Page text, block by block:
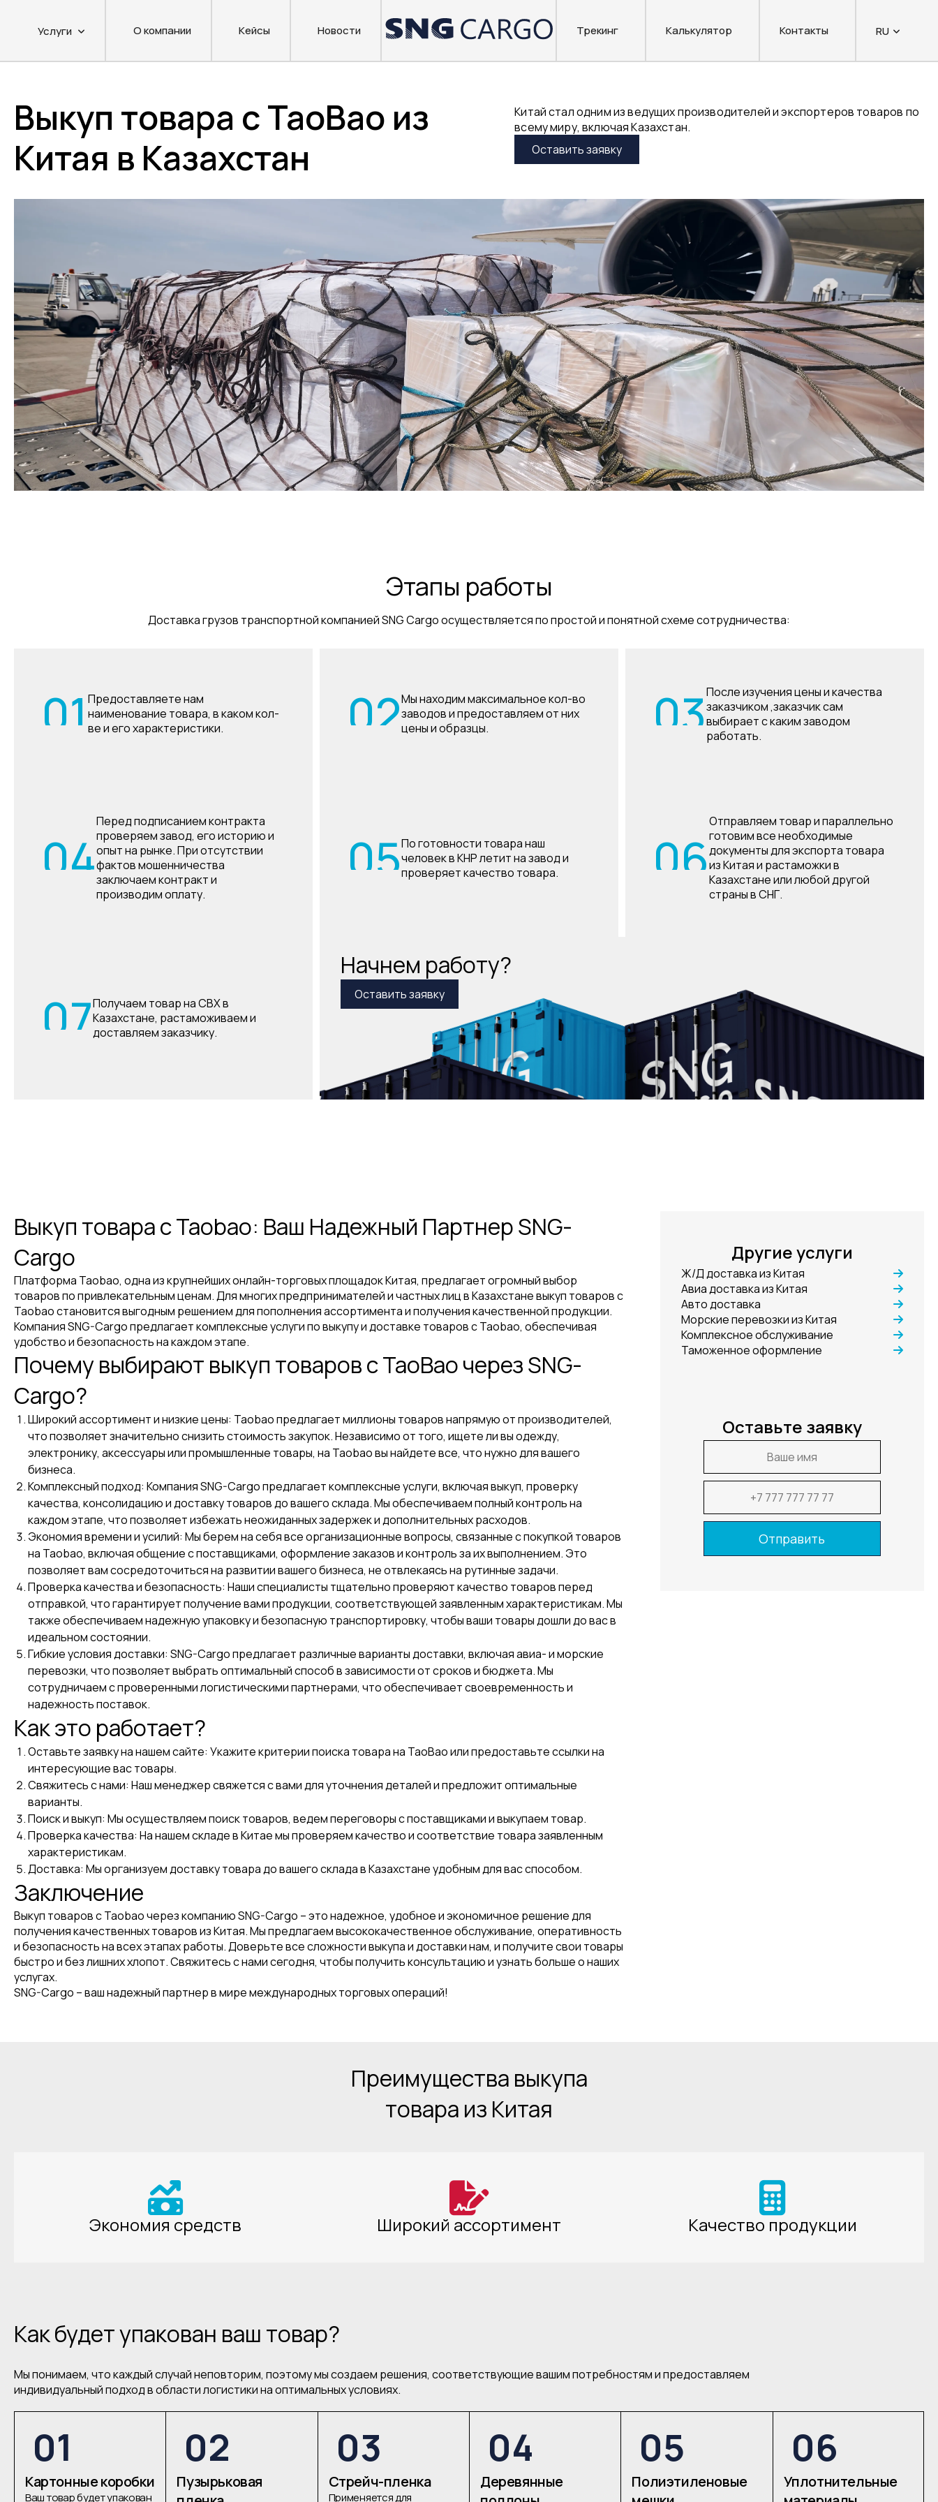
Услуги О компании Кейсы Новости Трекинг Калькулятор Контакты RU
Выкуп товара с TaoBao из
Китая в Казахстан
Китай стал одним из ведущих производителей и экспортеров товаров по
всему миру, включая Казахстан.
Оставить заявку
Этапы работы
Доставка грузов транспортной компанией SNG Cargo осуществляется по простой и понятной схеме сотрудничества:
01 Предоставляете нам
наименование товара, в каком кол-
ве и его характеристики.
02Мы находим максимальное кол-во
заводов и предоставляем от них
цены и образцы.
03После изучения цены и качества
заказчиком ,заказчик сам
выбирает с каким заводом
работать.
04
Перед подписанием контракта
проверяем завод, его историю и
опыт на рынке. При отсутствии
фактов мошенничества
заключаем контракт и
производим оплату.
05По готовности товара наш
человек в КНР летит на завод и
проверяет качество товара.
06
Отправляем товар и параллельно
готовим все необходимые
документы для экспорта товара
из Китая и растаможки в
Казахстане или любой другой
страны в СНГ.
07Получаем товар на СВХ в
Казахстане, растаможиваем и
доставляем заказчику.
Начнем работу?
Оставить заявку
Выкуп товара с Taobao: Ваш Надежный Партнер SNG-
Cargo
Платформа Taobao, одна из крупнейших онлайн-торговых площадок Китая, предлагает огромный выбор
товаров по привлекательным ценам. Для многих предпринимателей и частных лиц в Казахстане выкуп товаров с
Taobao становится выгодным решением для пополнения ассортимента и получения качественной продукции.
Компания SNG-Cargo предлагает комплексные услуги по выкупу и доставке товаров с Taobao, обеспечивая
удобство и безопасность на каждом этапе.
Почему выбирают выкуп товаров с TaoBao через SNG-
Cargo?
Широкий ассортимент и низкие цены: Taobao предлагает миллионы товаров напрямую от производителей,
что позволяет значительно снизить стоимость закупок. Независимо от того, ищете ли вы одежду,
электронику, аксессуары или промышленные товары, на Taobao вы найдете все, что нужно для вашего
бизнеса.
Комплексный подход: Компания SNG-Cargo предлагает комплексные услуги, включая выкуп, проверку
качества, консолидацию и доставку товаров до вашего склада. Мы обеспечиваем полный контроль на
каждом этапе, что позволяет избежать неожиданных задержек и дополнительных расходов.
Экономия времени и усилий: Мы берем на себя все организационные вопросы, связанные с покупкой товаров
на Taobao, включая общение с поставщиками, оформление заказов и контроль за их выполнением. Это
позволяет вам сосредоточиться на развитии вашего бизнеса, не отвлекаясь на рутинные задачи.
Проверка качества и безопасность: Наши специалисты тщательно проверяют качество товаров перед
отправкой, что гарантирует получение вами продукции, соответствующей заявленным характеристикам. Мы
также обеспечиваем надежную упаковку и безопасную транспортировку, чтобы ваши товары дошли до вас в
идеальном состоянии.
Гибкие условия доставки: SNG-Cargo предлагает различные варианты доставки, включая авиа- и морские
перевозки, что позволяет выбрать оптимальный способ в зависимости от сроков и бюджета. Мы
сотрудничаем с проверенными логистическими партнерами, что обеспечивает своевременность и
надежность поставок.
Как это работает?
Оставьте заявку на нашем сайте: Укажите критерии поиска товара на TaoBao или предоставьте ссылки на
интересующие вас товары.
Свяжитесь с нами: Наш менеджер свяжется с вами для уточнения деталей и предложит оптимальные
варианты.
Поиск и выкуп: Мы осуществляем поиск товаров, ведем переговоры с поставщиками и выкупаем товар.
Проверка качества: На нашем складе в Китае мы проверяем качество и соответствие товара заявленным
характеристикам.
Доставка: Мы организуем доставку товара до вашего склада в Казахстане удобным для вас способом.
Заключение
Выкуп товаров с Taobao через компанию SNG-Cargo – это надежное, удобное и экономичное решение для
получения качественных товаров из Китая. Мы предлагаем высококачественное обслуживание, оперативность
и безопасность на всех этапах работы. Доверьте все сложности выкупа и доставки нам, и получите свои товары
быстро и без лишних хлопот. Свяжитесь с нами сегодня, чтобы получить консультацию и узнать больше о наших
услугах.
SNG-Cargo – ваш надежный партнер в мире международных торговых операций!
Другие услуги
Ж/Д доставка из Китая
Авиа доставка из Китая
Авто доставка
Морские перевозки из Китая
Комплексное обслуживание
Таможенное оформление
Оставьте заявку
Преимущества выкупа
товара из Китая
Экономия средств Широкий ассортимент Качество продукции
Как будет упакован ваш товар?
Мы понимаем, что каждый случай неповторим, поэтому мы создаем решения, соответствующие вашим потребностям и предоставляем
индивидуальный подход в области логистики на оптимальных условиях.
01
Картонные коробки
Ваш товар будет упакован
02
Пузырьковая
03
Стрейч-пленка
Применяется для
04
Деревянные
05
Полиэтиленовые
06
Уплотнительные